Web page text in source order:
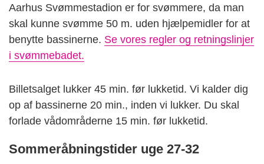
Aarhus Svømmestadion er for svømmere, da man
skal kunne svømme 50 m. uden hjælpemidler for at
benytte bassinerne. Se vores regler og retningslinjer
i svømmebadet.
Billetsalget lukker 45 min. før lukketid. Vi kalder dig
op af bassinerne 20 min., inden vi lukker. Du skal
forlade vådområderne 15 min. før lukketid.
Sommeråbningstider uge 27-32